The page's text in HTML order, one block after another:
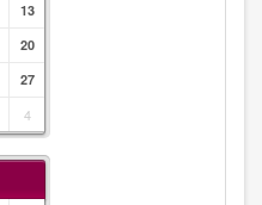
13
20
27
4